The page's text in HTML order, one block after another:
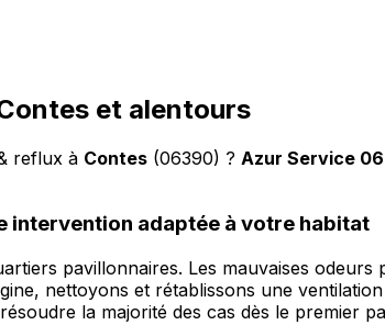
et alentours
reflux à Contes (06390) ? Azur Service 06
intervention adaptée à votre habitat
pavillonnaires. Les mauvaises
nettoyons et rétablissons une
la majorité des cas dès le premier